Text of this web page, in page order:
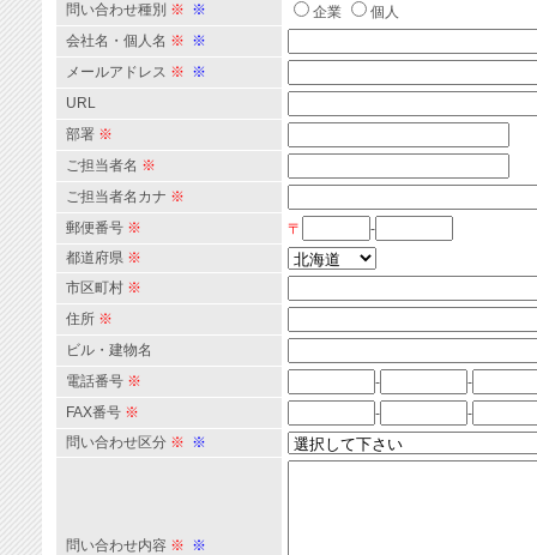
問い合わせ種別 ※ ※ 企業
個人
会社名・個人名 ※ ※
メールアドレス ※ ※
URL
部署 ※
ご担当者名 ※
ご担当者名カナ ※
郵便番号 ※ 〒
-
都道府県 ※
市区町村 ※
住所 ※
ビル・建物名
電話番号 ※ -
-
FAX番号 ※ -
-
問い合わせ区分 ※ ※
問い合わせ内容 ※ ※